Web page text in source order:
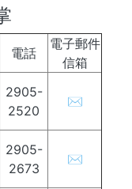
電話
電子郵件
信箱
2905-
2520
✉
2905-
2673
✉